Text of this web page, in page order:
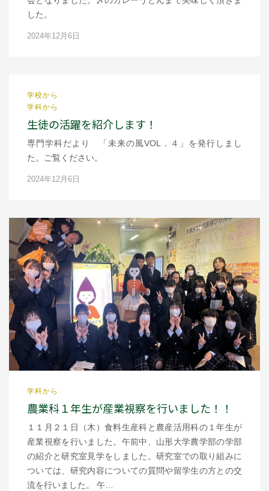
した。
2024年12月6日
学校から
学科から
生徒の活躍を紹介します！
専門学科だより 「未来の風VOL．４」を発行しまし
た。ご覧ください。
2024年12月6日
学科から
農業科１年生が産業視察を行いました！！
１１月２１日（木）食料生産科と農産活用科の１年生が
産業視察を行いました。午前中、山形大学農学部の学部
の紹介と研究室見学をしました。研究室での取り組みに
ついては、研究内容についての質問や留学生の方との交
流を行いました。 午…